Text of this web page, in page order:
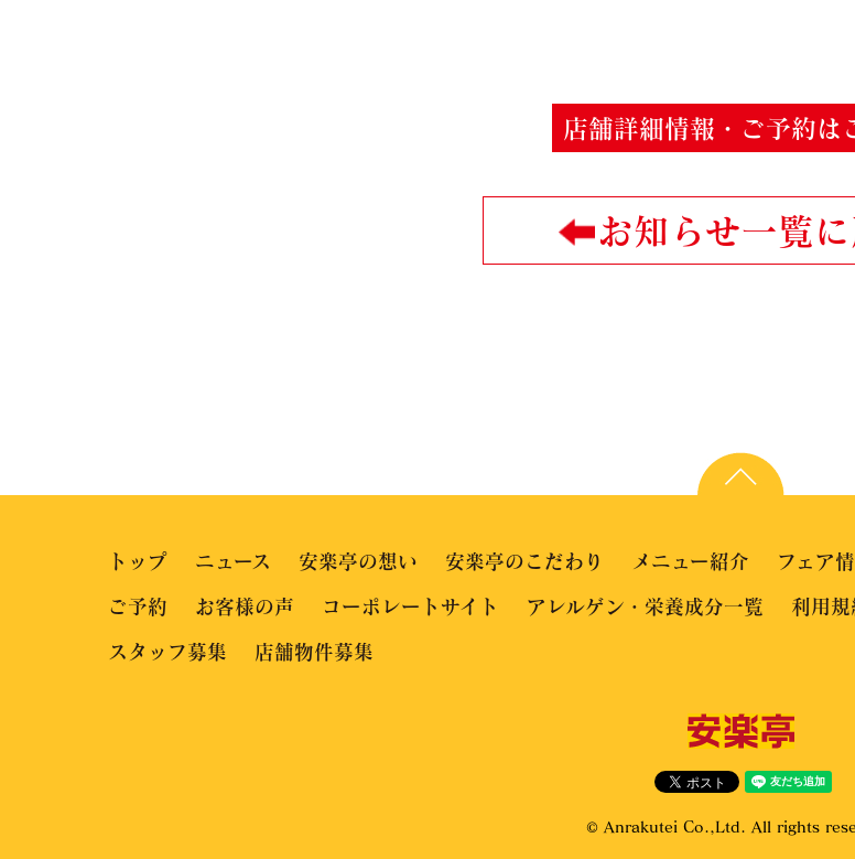
店舗詳細情報・ご予約は
お知らせ一覧
トップ ニュース 安楽亭の想い 安楽亭のこだわり メニュー紹介 フェア
ご予約
お客様の声 コーポレートサイト アレルゲン・栄養成分一覧 利用規
スタッフ募集
店舗物件募集
© Anrakutei Co.,Ltd. All rights